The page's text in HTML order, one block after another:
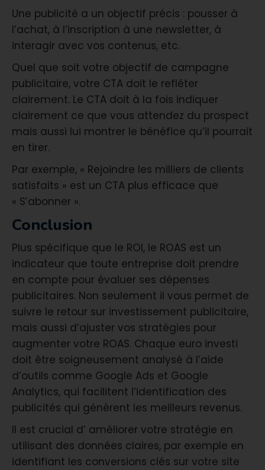
Une publicité a un objectif précis : pousser à
l’achat, à l’inscription à une newsletter, à
interagir avec vos contenus, etc.
Quel que soit votre objectif de campagne
publicitaire, votre CTA doit le refléter
clairement. Le CTA doit à la fois indiquer
clairement ce que vous attendez du prospect
mais aussi lui montrer le bénéfice qu’il pourrait
en tirer.
Par exemple, « Rejoindre les milliers de clients
satisfaits » est un CTA plus efficace que
« S’abonner ».
Conclusion​
Plus spécifique que le ROI, le ROAS est un
indicateur que toute entreprise doit prendre
en compte pour évaluer ses dépenses
publicitaires. Non seulement il vous permet de
suivre le retour sur investissement publicitaire,
mais aussi d’ajuster vos stratégies pour
augmenter votre ROAS. Chaque euro investi
doit être soigneusement analysé à l’aide
d’outils comme Google Ads et Google
Analytics, qui facilitent l’identification des
publicités qui génèrent les meilleurs revenus.
Il est crucial d’ améliorer votre stratégie en
utilisant des données claires, par exemple en
identifiant les conversions clés sur votre site